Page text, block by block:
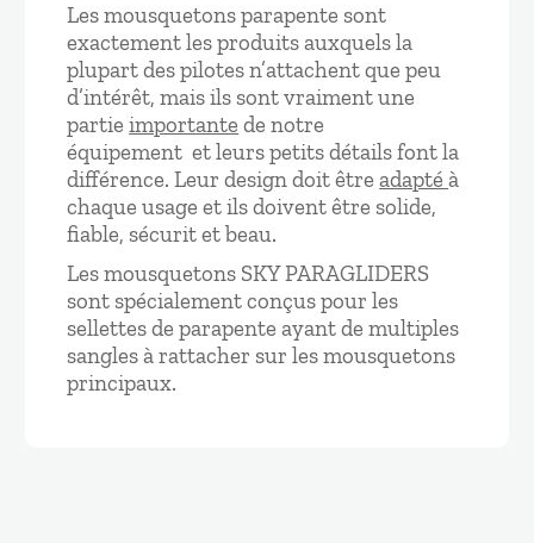
Les mousquetons parapente sont
exactement les produits auxquels la
plupart des pilotes n’attachent que peu
d’intérêt, mais ils sont vraiment une
partieimportante de notre
équipement et leurs petits détails font la
différence. Leur design doit êtreadaptéà
chaque usage et ils doivent être solide,
fiable, sécurit et beau.
Les mousquetons SKY PARAGLIDERS
sont spécialement conçus pour les
sellettes de parapente ayant de multiples
sangles à rattacher sur les mousquetons
principaux.